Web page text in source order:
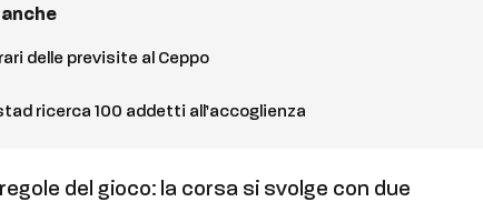
delle previsite al Ceppo
ricerca 100 addetti all’accoglienza
del gioco: la corsa si svolge con due